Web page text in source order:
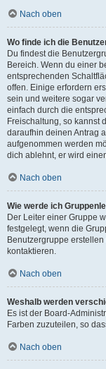
Nach oben
Wo finde ich die
Du findest die
Bereich. Wenn du einer
entsprechenden
offen. Einige erfordern
sein und weitere sogar
einfach durch die
Freischaltung, so kannst
daraufhin deinen Antrag
aufgenommen werden
dich ablehnt, er wird
Nach oben
Wie werde ich
Der Leiter einer Gruppe
festgelegt, wenn die
Benutzergruppe
kontaktieren.
Nach oben
Weshalb werden
Es ist der Board-
Farben zuzuteilen, so
Nach oben